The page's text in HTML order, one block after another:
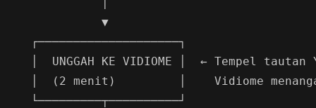
            ▼
  ┌────────────────────┐
│  UNGGAH KE VIDIOME │  ← Tempel tautan
│  (2 menit)         │    Vidiome
  └─────────┬──────────┘